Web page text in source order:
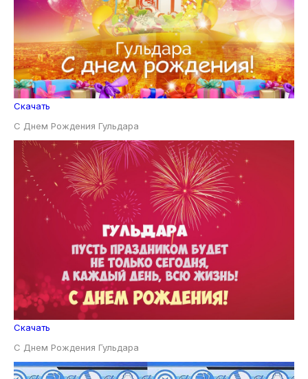
Скачать
С Днем Рождения Гульдара
Скачать
С Днем Рождения Гульдара